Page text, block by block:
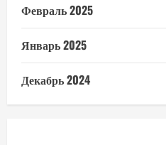
Февраль 2025
Январь 2025
Декабрь 2024